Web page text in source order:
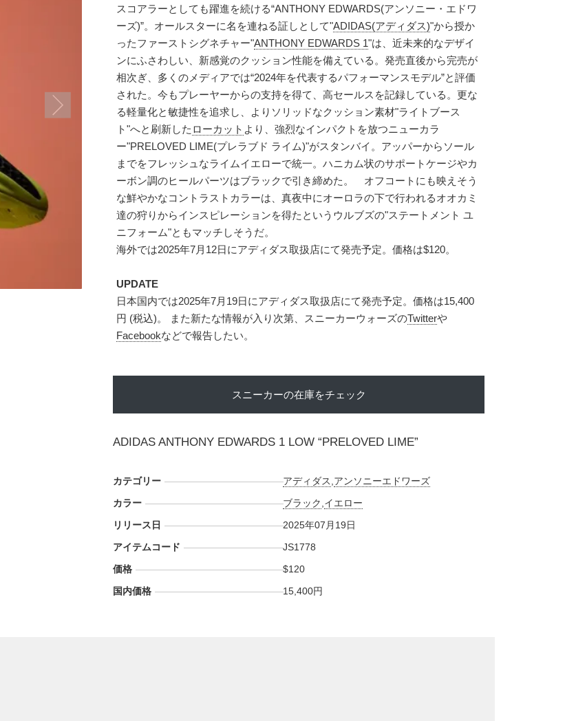
スコアラーとしても躍進を続ける“ANTHONY EDWARDS(アンソニー・エドワ
ーズ)”。オールスターに名を連ねる証しとして"ADIDAS(アディダス)"から授か
ったファーストシグネチャー"ANTHONY EDWARDS 1"は、近未来的なデザイ
ンにふさわしい、新感覚のクッション性能を備えている。発売直後から完売が
相次ぎ、多くのメディアでは“2024年を代表するパフォーマンスモデル”と評価
された。今もプレーヤーからの支持を得て、高セールスを記録している。更な
る軽量化と敏捷性を追求し、よりソリッドなクッション素材"ライトブース
ト"へと刷新した ローカット より、強烈なインパクトを放つニューカラ
ー"PRELOVED LIME(プレラブド ライム)"がスタンバイ。アッパーからソール
までをフレッシュなライムイエローで統一。ハニカム状のサポートケージやカ
ーボン調のヒールパーツはブラックで引き締めた。 オフコートにも映えそう
な鮮やかなコントラストカラーは、真夜中にオーロラの下で行われるオオカミ
達の狩りからインスピレーションを得たというウルブズの"ステートメント ユ
ニフォーム"ともマッチしそうだ。
海外では2025年7月12日にアディダス取扱店にて発売予定。価格は$120。
UPDATE
日本国内では2025年7月19日にアディダス取扱店にて発売予定。価格は15,400
円 (税込)。 また新たな情報が入り次第、スニーカーウォーズのTwitterや
Facebookなどで報告したい。
スニーカーの在庫をチェック
ADIDAS ANTHONY EDWARDS 1 LOW “PRELOVED LIME”
カテゴリー アディダス アンソニーエドワーズ
カラー
ブラック イエロー
リリース日
2025年07月19日
アイテムコード
JS1778
価格
$120
国内価格
15,400円